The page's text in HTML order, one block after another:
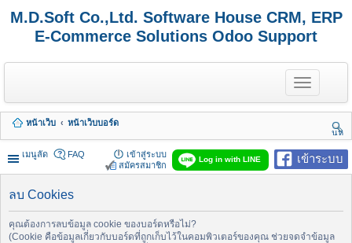
M.D.Soft Co.,Ltd. Software House CRM, ERP
E-Commerce Solutions Odoo Support
T
o
g
e
n
a
v
a
i
หน้าเว็บ
หน้าเว็บบอร์ด
นห
า
เมนูลัด
เข้าระบบ
Log in with LINE
FAQ
เข้าสู่ระบบ
สมัครสมาชิก
ลบ Cookies
คุณต้องการลบข้อมูล cookie ของบอร์ดหรือไม่?
(Cookie คือข้อมูลเกี่ยวกับบอร์ดที่ถูกเก็บไว้ในคอมพิวเตอร์ของคุณ ช่วยจดจำข้อมูล